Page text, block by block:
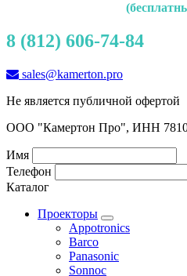
8 (812) 606-74-84
sales@kamerton.pro
Не является публичной офертой
ООО "Камертон Про", ИНН
Имя
Телефон
Каталог
Проекторы
Appotronics
Barco
Panasonic
Sonnoc